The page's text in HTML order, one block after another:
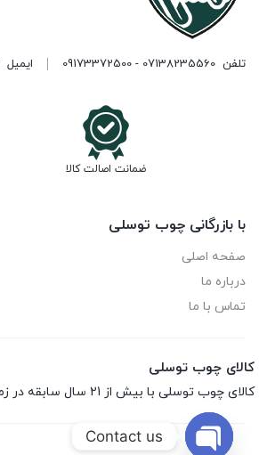
تلفن 07138235560 - 09173372500 ایمیل
ضمانت اصالت کالا
با بازرگانی چوب توسلی
صفحه اصلی
درباره ما
تماس با ما
کالای چوب توسلی
کالای چوب توسلی با بیش از 21 سال سابقه در زمینه فروش فرآوره های چوبی اعم از ام‌دی‌اف، هایگلاس، نئوپان، صفحه کابینت، ورق فومیزه و پلای‌وود می باشد.
Contact us